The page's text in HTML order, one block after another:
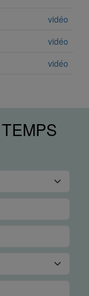
vidéo
vidéo
vidéo